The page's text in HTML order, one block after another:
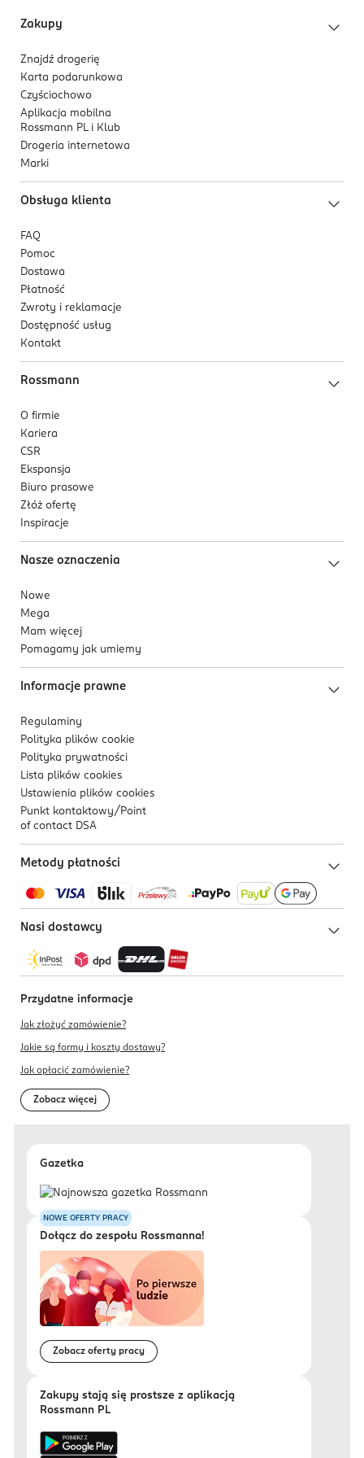
Zakupy
Znajdź drogerię
Karta podarunkowa
Czyściochowo
Aplikacja mobilna
Rossmann PL i Klub
Drogeria internetowa
Marki
Obsługa klienta
FAQ
Pomoc
Dostawa
Płatność
Zwroty i reklamacje
Dostępność usług
Kontakt
Rossmann
O firmie
Kariera
CSR
Ekspansja
Biuro prasowe
Złóż ofertę
Inspiracje
Nasze oznaczenia
Nowe
Mega
Mam więcej
Pomagamy jak umiemy
Informacje prawne
Regulaminy
Polityka plików cookie
Polityka prywatności
Lista plików cookies
Ustawienia plików cookies
Punkt kontaktowy/ Point
of contact DSA
Metody płatności
Nasi dostawcy
Przydatne informacje
Jak złożyć zamówienie?
Jakie są formy i koszty dostawy?
Jak opłacić zamówienie?
Zobacz więcej
Gazetka
NOWE OFERTY PRACY
Dołącz do zespołu Rossmanna!
Zobacz oferty pracy
Zakupy stają się prostsze z aplikacją
Rossmann PL